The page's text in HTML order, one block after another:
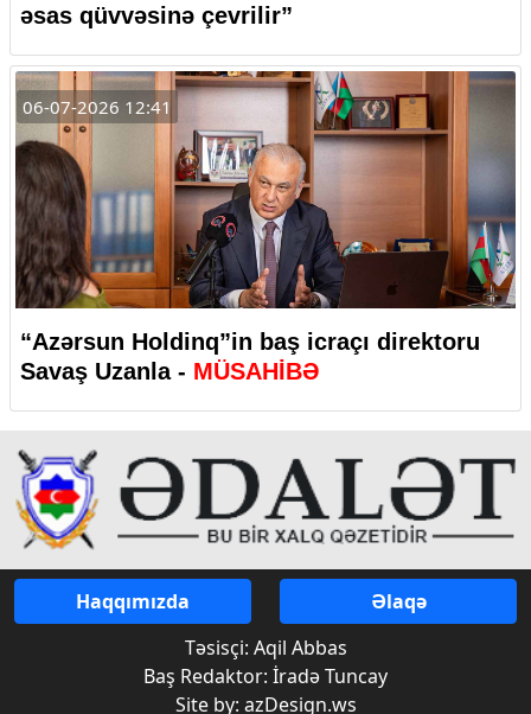
əsas qüvvəsinə çevrilir”
06-07-2026 12:41
“Azərsun Holdinq”in baş icraçı direktoru
Savaş Uzanla - MÜSAHİBƏ
Haqqımızda
Əlaqə
Təsisçi: Aqil Abbas
Baş Redaktor: İradə Tuncay
Site by: azDesign.ws